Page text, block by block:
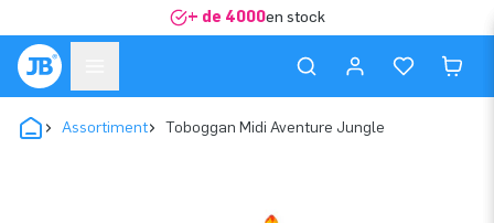
+ de 4000en stock
Assortiment Toboggan Midi Aventure Jungle